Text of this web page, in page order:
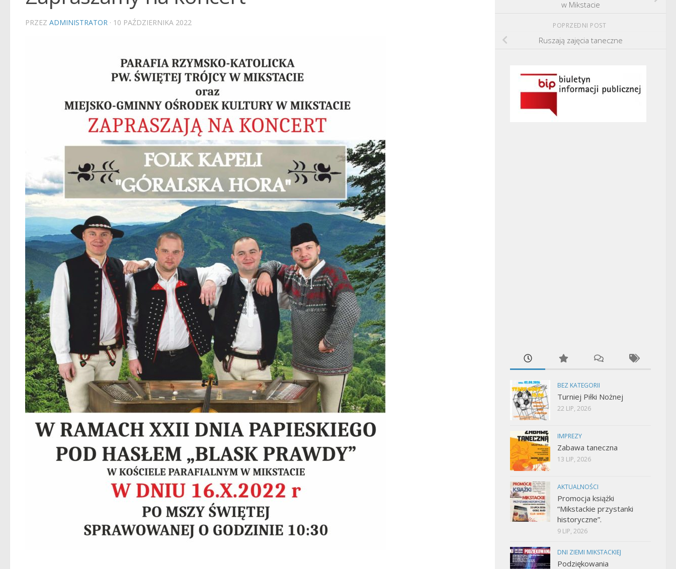
PRZEZ ADMINISTRATOR · 10 PAŹDZIERNIKA 2022
w Mikstacie
POPRZEDNI POST
Ruszają zajęcia taneczne
BEZ KATEGORII
Turniej Piłki Nożnej
22 LIP, 2026
IMPREZY
Zabawa taneczna
13 LIP, 2026
AKTUALNOŚCI
Promocja książki
“Mikstackie przystanki
historyczne”.
9 LIP, 2026
DNI ZIEMI MIKSTACKIEJ
Podziękowania